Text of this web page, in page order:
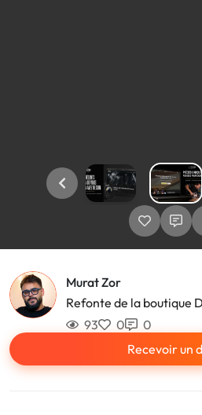
Murat Zor
Refonte de la boutique
93 0
0
Recevoir un